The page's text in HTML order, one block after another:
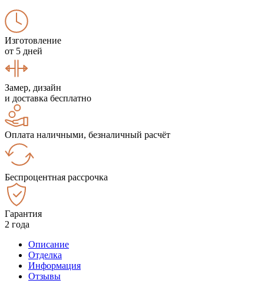
Изготовление
от 5 дней
Замер, дизайн
и доставка бесплатно
Оплата наличными, безналичный расчёт
Беспроцентная рассрочка
Гарантия
2 года
Описание
Отделка
Информация
Отзывы